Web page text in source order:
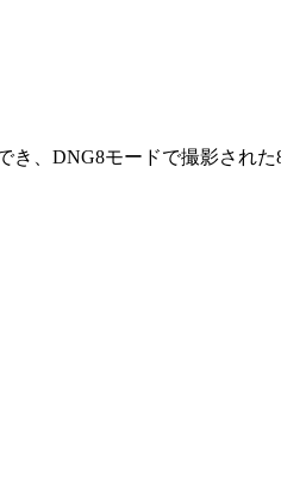
、DNG8モードで撮影され